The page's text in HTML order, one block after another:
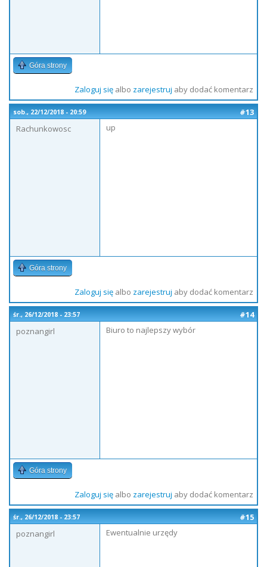
Góra strony
Zaloguj sięalbo zarejestruj aby dodać komentarz
sob., 22/12/2018 - 20:59
#13
Rachunkowosc
up
Góra strony
Zaloguj sięalbo zarejestruj aby dodać komentarz
śr., 26/12/2018 - 23:57
#14
poznangirl
Biuro to najlepszy wybór
Góra strony
Zaloguj sięalbo zarejestruj aby dodać komentarz
śr., 26/12/2018 - 23:57
#15
poznangirl
Ewentualnie urzędy